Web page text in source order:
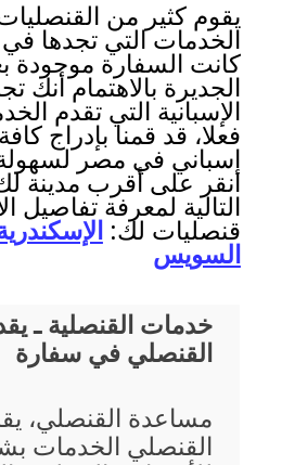
يقوم كثير من القنصليات
الخدمات التي تجدها في
كانت السفارة موجودة
الجديرة بالاهتمام أنك
الإسبانية التي تقدم
فعلا، قد قمنا بإدراج
إسباني في مصر
انقر على أقرب مدينة
التالية لمعرفة تفاصيل
قنصليات لك:
السويس
خدمات القنصلية ـ
القنصلي في سفارة
مساعدة القنصلي،
القنصلي الخدمات